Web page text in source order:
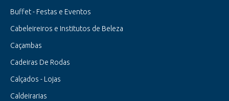
Buffet - Festas e Eventos
Cabeleireiros e Institutos de Beleza
Caçambas
Cadeiras De Rodas
Calçados - Lojas
Caldeirarias